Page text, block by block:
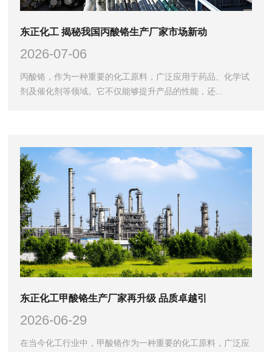
东正化工 揭秘我国丙酸铬生产厂家市场新动
2026-07-06
丙酸铬，作为一种重要的化工原料，广泛应用于药品、化学试
剂及催化剂等领域。它不仅能够提升产品的性能，还...
东正化工甲酸铬生产厂家再升级 品质卓越引
2026-06-29
在当今化工行业中，甲酸铬作为一种重要的化工原料，广泛应